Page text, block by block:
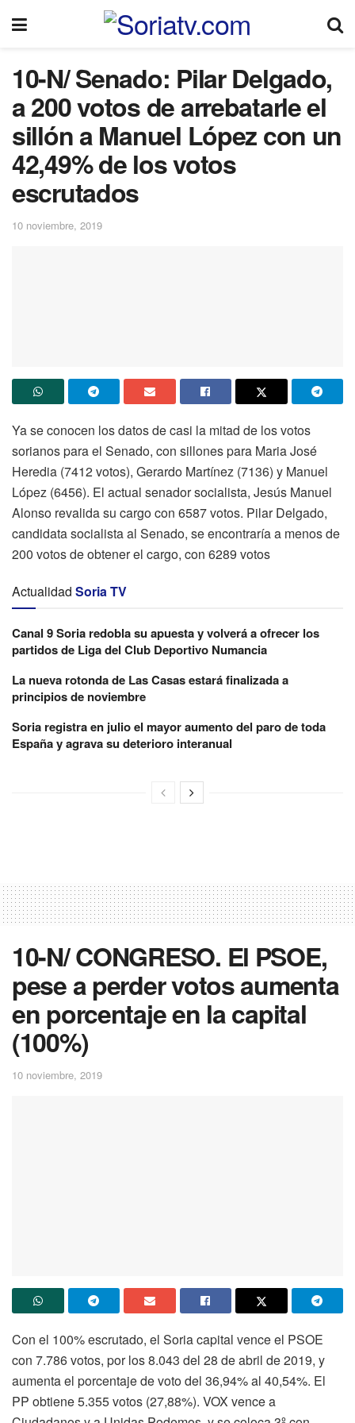
10-N/ Senado: Pilar Delgado,
a 200 votos de arrebatarle el
sillón a Manuel López con un
42,49% de los votos
escrutados
10 noviembre, 2019
Ya se conocen los datos de casi la mitad de los votos
sorianos para el Senado, con sillones para Maria José
Heredia (7412 votos), Gerardo Martínez (7136) y Manuel
López (6456). El actual senador socialista, Jesús Manuel
Alonso revalida su cargo con 6587 votos. Pilar Delgado,
candidata socialista al Senado, se encontraría a menos de
200 votos de obtener el cargo, con 6289 votos
Actualidad Soria TV
Canal 9 Soria redobla su apuesta y volverá a ofrecer los
partidos de Liga del Club Deportivo Numancia
La nueva rotonda de Las Casas estará finalizada a
principios de noviembre
Soria registra en julio el mayor aumento del paro de toda
España y agrava su deterioro interanual
10-N/ CONGRESO. El PSOE,
pese a perder votos aumenta
en porcentaje en la capital
(100%)
10 noviembre, 2019
Con el 100% escrutado, el Soria capital vence el PSOE
con 7.786 votos, por los 8.043 del 28 de abril de 2019, y
aumenta el porcentaje de voto del 36,94% al 40,54%. El
PP obtiene 5.355 votos (27,88%). VOX vence a